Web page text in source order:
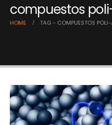
compuestos
HOME TAG - COMPUESTOS